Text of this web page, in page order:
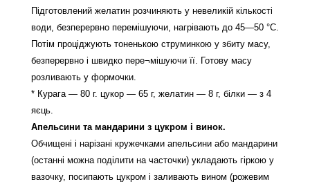
Підготовлений желатин розчиняють у невеликій кількості
води, безперервно перемішуючи, нагрівають до 45—50 °С.
Потім проціджують тоненькою струминкою у збиту масу,
безперервно і швидко пере¬мішуючи її. Готову масу
розливають у формочки.
* Курага — 80 г. цукор — 65 г, желатин — 8 г, білки — з 4
яєць.
Апельсини та мандарини з цукром і винок.
Обчищені і нарізані кружечками апельсини або мандарини
(останні можна поділити на часточки) укладають гіркою у
вазочку, посипають цукром і заливають вином (рожевим